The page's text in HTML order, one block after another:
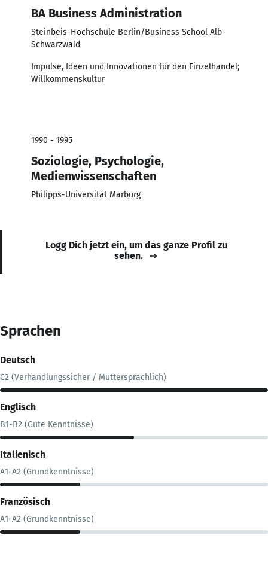
BA Business Administration
Steinbeis-Hochschule Berlin/Business School Alb-
Schwarzwald
Impulse, Ideen und Innovationen für den Einzelhandel;
Willkommenskultur
1990 - 1995
Soziologie, Psychologie,
Medienwissenschaften
Philipps-Universität Marburg
Logg Dich jetzt ein, um das ganze Profil zu
sehen.
Sprachen
Deutsch
C2 (Verhandlungssicher / Muttersprachlich)
Englisch
B1-B2 (Gute Kenntnisse)
Italienisch
A1-A2 (Grundkenntnisse)
Französisch
A1-A2 (Grundkenntnisse)